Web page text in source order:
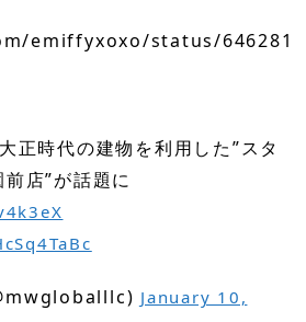
emiffyxoxo/status/
正時代の建物を利用した”スタ
店”が話題に
January 10,